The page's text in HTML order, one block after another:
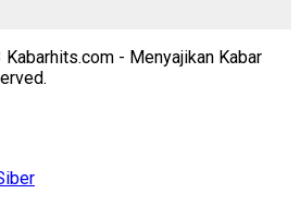
- Menyajikan Kabar